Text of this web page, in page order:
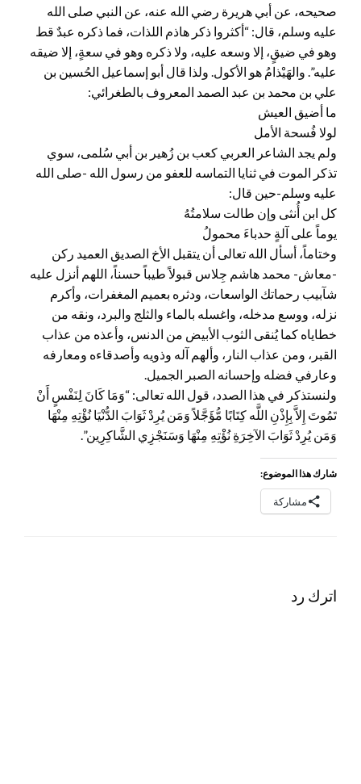
صحيحه، عن أبي هريرة رضي الله عنه، عن النبي صلى الله
عليه وسلم، قال: “أكثروا ذكر هاذم اللذات، فما ذكره عبدٌ قط
وهو في ضيقٍ، إلا وسعه عليه، ولا ذكره وهو في سعةٍ، إلا ضيقه
عليه”. والهَيْذامُ هو الأكول. ولذا قال أبو إسماعيل الحُسين بن
علي بن محمد بن عبد الصمد المعروف بالطغرائي:
ما أضيق العيش
لولا فُسحة الأمل
ولم يجد الشاعر العربي كعب بن زُهير بن أبي سُلمى، سوي
تذكر الموت في ثنايا التماسه للعفو من رسول الله -صلى الله
عليه وسلم-حين قال:
كل ابن أُنثى وإن طالت سلامتُهُ
يوماً على آلةٍ حدباءَ محمولُ
وختاماً، أسأل الله تعالى أن يتقبل الأخ الصديق العميد ركن
-معاش- محمد هاشم جِلاس قبولاً طيباً حسناً، اللهم أنزل عليه
شآبيب رحماتك الواسعات، ودثره بعميم المغفرات، وأكرم
نزله، ووسع مدخله، واغسله بالماء والثلج والبرد، ونقه من
خطاياه كما يُنقى الثوب الأبيض من الدنس، وأعذه من عذاب
القبر، ومن عذاب النار، وألهم آله وذويه وأصدقاءه ومعارفه
وعارفي فضله وإحسانه الصبر الجميل.
ولنستذكر في هذا الصدد، قول الله تعالى: “وَمَا كَانَ لِنَفْسٍ أَنْ
تَمُوتَ إِلاَّ بِإِذْنِ اللَّه كِتَابًا مُّؤَجَّلاً وَمَن يُرِدْ ثَوَابَ الدُّنْيَا نُؤْتِهِ مِنْهَا
وَمَن يُرِدْ ثَوَابَ الآخِرَةِ نُؤْتِهِ مِنْهَا وَسَنَجْزِي الشَّاكِرِين”.
شارك هذا الموضوع:
مشاركة
اترك رد